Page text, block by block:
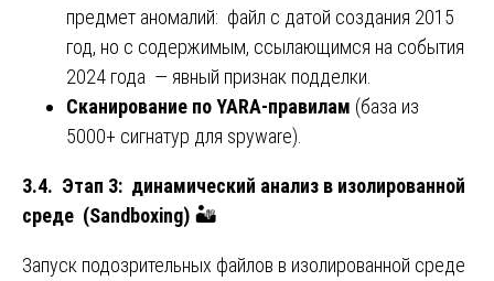
предмет аномалий: файл с датой создания 2015
год, но с содержимым, ссылающимся на события
2024 года — явный признак подделки.
Сканирование по YARA-правилам (база из
5000+ сигнатур для spyware).
3.4. Этап 3: динамический анализ в изолированной
среде (Sandboxing) 🏜️
Запуск подозрительных файлов в изолированной среде